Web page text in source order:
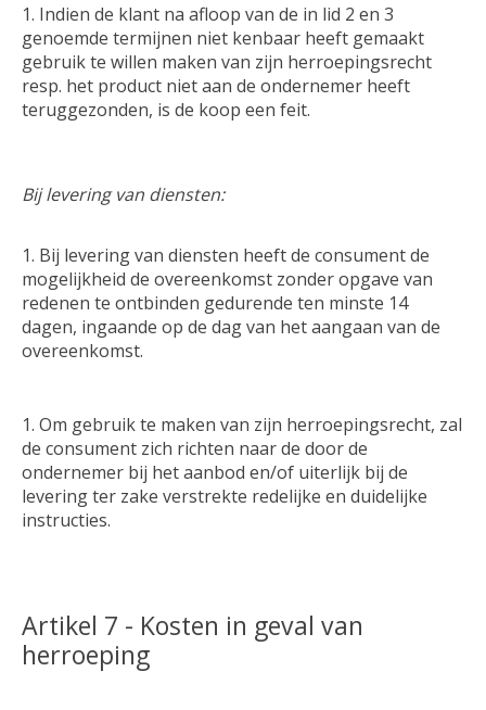
Indien de klant na afloop van de in lid 2 en 3
genoemde termijnen niet kenbaar heeft gemaakt
gebruik te willen maken van zijn herroepingsrecht
resp. het product niet aan de ondernemer heeft
teruggezonden, is de koop een feit.
Bij levering van diensten:
Bij levering van diensten heeft de consument de
mogelijkheid de overeenkomst zonder opgave van
redenen te ontbinden gedurende ten minste 14
dagen, ingaande op de dag van het aangaan van de
overeenkomst.
Om gebruik te maken van zijn herroepingsrecht, zal
de consument zich richten naar de door de
ondernemer bij het aanbod en/of uiterlijk bij de
levering ter zake verstrekte redelijke en duidelijke
instructies.
Artikel 7 - Kosten in geval van
herroeping